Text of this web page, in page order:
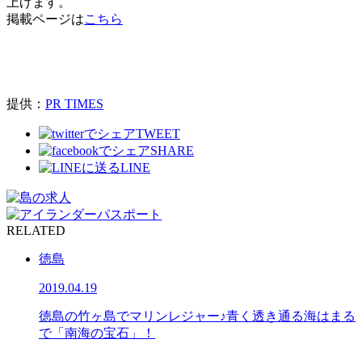
掲載ページはこちら
提供： PR TIMES
TWEET
SHARE
LINE
RELATED
徳島
2019.04.19
徳島の竹ヶ島でマリンレジャー♪青く透き通る海はまる
で「南海の宝石」！